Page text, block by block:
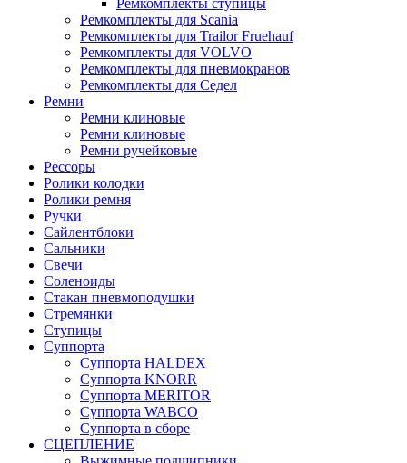
Ремкомплекты для Scania
Ремкомплекты для Trailor Fruehauf
Ремкомплекты для VOLVO
Ремкомплекты для пневмокранов
Ремкомплекты для Седел
Ремни
Ремни клиновые
Ремни клиновые
Ремни ручейковые
Рессоры
Ролики колодки
Ролики ремня
Ручки
Сайлентблоки
Сальники
Свечи
Соленоиды
Стакан пневмоподушки
Стремянки
Ступицы
Суппорта
Суппорта HALDEX
Суппорта KNORR
Суппорта MERITOR
Суппорта WABCO
Суппорта в сборе
СЦЕПЛЕНИЕ